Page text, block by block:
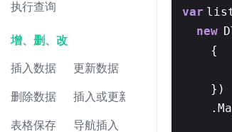
执行查询
增、删、改
插入数据 更新数据
删除数据 插入或更新
表格保存 导航插入
var list
new
{
})